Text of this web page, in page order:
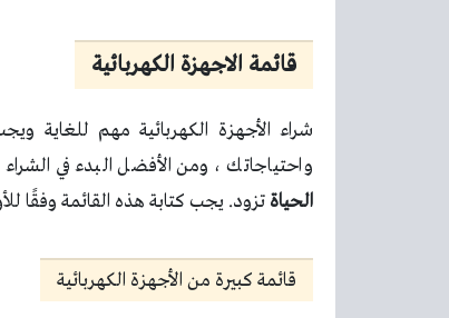
قائمة الاجهزة الكهربائية
شراء الأجهزة الكهربائية مهم للغاية
واحتياجاتك ، ومن الأفضل البدء في
الحياة تزود. يجب كتابة هذه القائمة وفقًا
قائمة كبيرة من الأجهزة الكهربائية